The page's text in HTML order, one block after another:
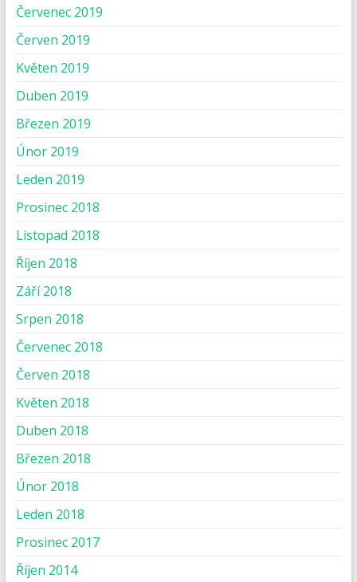
Červenec 2019
Červen 2019
Květen 2019
Duben 2019
Březen 2019
Únor 2019
Leden 2019
Prosinec 2018
Listopad 2018
Říjen 2018
Září 2018
Srpen 2018
Červenec 2018
Červen 2018
Květen 2018
Duben 2018
Březen 2018
Únor 2018
Leden 2018
Prosinec 2017
Říjen 2014